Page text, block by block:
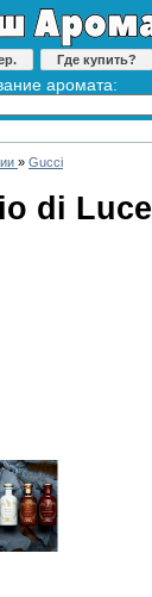
Где купить?
аромата:
» Gucci
di Luce